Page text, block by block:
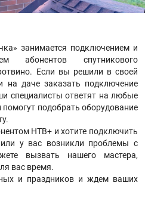
занимается подключением и
абонентов спутникового
Если вы решили в своей
на даче заказать подключение
специалисты ответят на любые
подобрать оборудование
НТВ+ и хотите подключить
или у вас возникли проблемы с
вызвать нашего мастера,
вас время.
и праздников и ждем ваших